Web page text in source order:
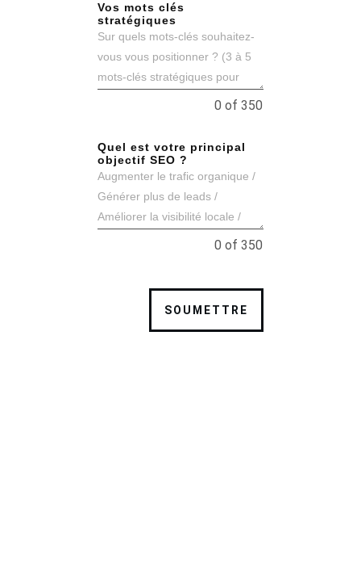
Vos mots clés
stratégiques
0 of 350
Quel est votre principal
objectif SEO ?
0 of 350
SOUMETTRE